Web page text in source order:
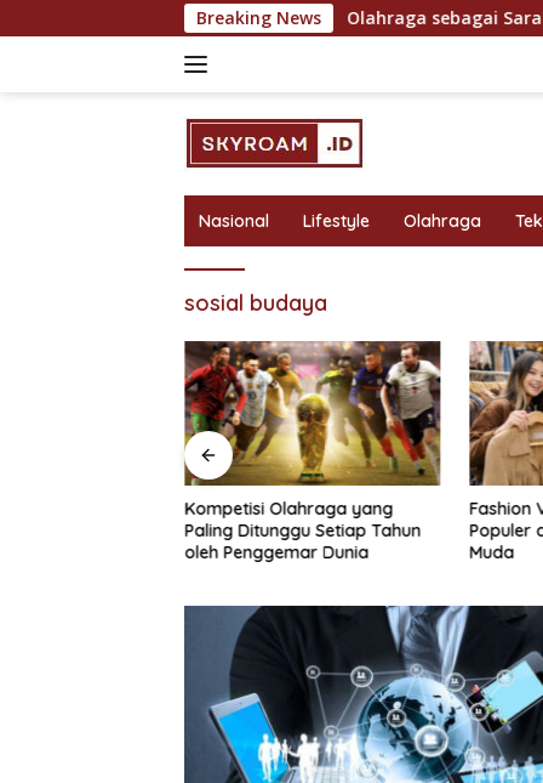
to
Breaking News
untuk Hasil Maksimal Olahraga sebagai Sarana
Nasional Lifestyle Olahraga
sosial budaya
Kompetisi Olahraga yang
Paling Ditunggu Setiap Tahun
oleh Penggemar Dunia
Fashion
Populer
Muda